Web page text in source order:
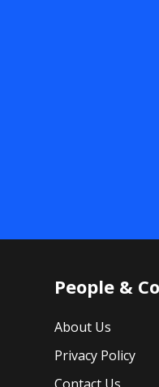
People &
About Us
Privacy Policy